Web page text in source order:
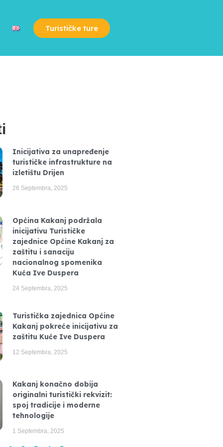
Turističke ture
Inicijativa za unapređenje
turističke infrastrukture na
izletištu Drijen
26 Septembra, 2025
Općina Kakanj podržala
inicijativu Turističke
zajednice Općine Kakanj za
zaštitu i sanaciju
nacionalnog spomenika
Kuća Ive Duspera
24 Septembra, 2025
Turistička zajednica Općine
Kakanj pokreće inicijativu za
zaštitu Kuće Ive Duspera
12 Septembra, 2025
Kakanj konačno dobija
originalni turistički rekvizit:
spoj tradicije i moderne
tehnologije
1 Septembra, 2025